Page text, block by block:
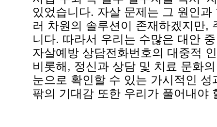
있었습니다. 자살 문제는 그 원인
러 차원의 솔루션이 존재하겠지만,
니다. 따라서 우리는 수많은 대안
자살예방 상담전화번호의 대중적
비롯해, 정신과 상담 및 치료 문화
눈으로 확인할 수 있는 가시적인
팎의 기대감 또한 우리가 풀어내야